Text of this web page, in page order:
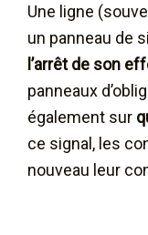
Une ligne
un panneau de
l’arrêt de son
panneaux
également sur
ce signal, les
nouveau leur